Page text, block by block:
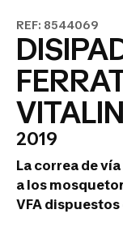
REF: 8544069
2019
La correa de
a los
VFA